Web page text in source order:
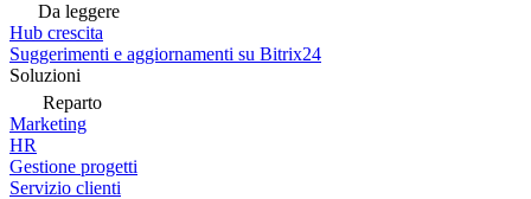
Da leggere
Hub crescita
Suggerimenti e aggiornamenti su Bitrix24
Soluzioni
Reparto
Marketing
HR
Gestione progetti
Servizio clienti